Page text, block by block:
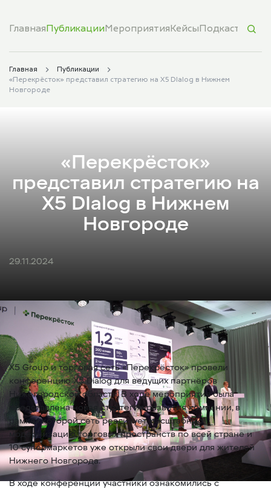
Главная Публикации Мероприятия Кейсы Подкасты
Главная
Публикации
«Перекрёсток» представил стратегию на Х5 DIalog в Нижнем
Новгороде
«Перекрёсток»
представил стратегию на
Х5 DIalog в Нижнем
Новгороде
29.11.2024
Х5 Group и торговая сеть «Перекрёсток» провели
конференцию Х5 Dialog для ведущих партнёров
Нижегородской области. В ходе мероприятия была
представлена новая стратегия развития компании, в
рамках которой сеть реализует масштабную
модернизацию торговых пространств по всей стране и
10 супермаркетов уже открыли свои двери для жителей
Нижнего Новгорода.
В ходе конференции участники ознакомились с